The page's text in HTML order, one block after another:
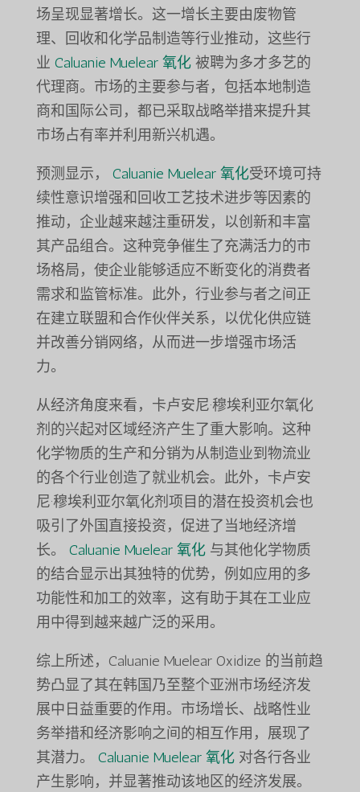
场呈现显著增长。这一增长主要由废物管
理、回收和化学品制造等行业推动，这些行
业 Caluanie Muelear 氧化被聘为多才多艺的
代理商。市场的主要参与者，包括本地制造
商和国际公司，都已采取战略举措来提升其
市场占有率并利用新兴机遇。
预测显示， Caluanie Muelear 氧化受环境可持
续性意识增强和回收工艺技术进步等因素的
推动，企业越来越注重研发，以创新和丰富
其产品组合。这种竞争催生了充满活力的市
场格局，使企业能够适应不断变化的消费者
需求和监管标准。此外，行业参与者之间正
在建立联盟和合作伙伴关系，以优化供应链
并改善分销网络，从而进一步增强市场活
力。
从经济角度来看，卡卢安尼·穆埃利亚尔氧化
剂的兴起对区域经济产生了重大影响。这种
化学物质的生产和分销为从制造业到物流业
的各个行业创造了就业机会。此外，卡卢安
尼·穆埃利亚尔氧化剂项目的潜在投资机会也
吸引了外国直接投资，促进了当地经济增
长。 Caluanie Muelear 氧化与其他化学物质
的结合显示出其独特的优势，例如应用的多
功能性和加工的效率，这有助于其在工业应
用中得到越来越广泛的采用。
综上所述，Caluanie Muelear Oxidize 的当前趋
势凸显了其在韩国乃至整个亚洲市场经济发
展中日益重要的作用。市场增长、战略性业
务举措和经济影响之间的相互作用，展现了
其潜力。 Caluanie Muelear 氧化对各行各业
产生影响，并显著推动该地区的经济发展。